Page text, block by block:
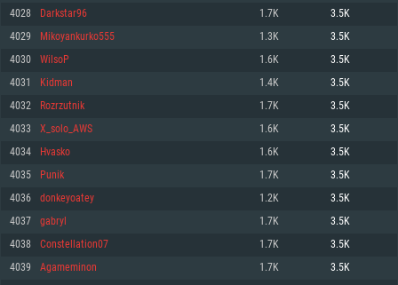
운영체제: Windows 10 (64 bit)
프로세서: 2.2 GHz 듀얼코어 이상
메모리: 4GB
그래픽 카드: DirectX 11 이상을 지원하는 AMD Radeon 77XX / NVIDIA
GeForce GT 660. 최소 사양 해상도: 720p
네트워크: 브로드밴드 인터넷
여유 저장 공간: 22.1 GB (최소 클라이언트)
권장 사양
운영체제: Mac OS Big Sur 11.0
프로세서: 최소 2.2 GHz의 Core i5 (Intel Xeon 은 지원하지 않습니다)
메모리: 6 GB
그래픽 카드: Metal 을 지원하는 Intel Iris Pro 5200 (Mac), 혹은 이와 비슷한 성
능을 가지는 Mac 버전의 AMD/Nvidia. 최소 해상도: 720p
네트워크: 브로드밴드 인터넷
여유 저장 공간: 22.1 GB (최소 클라이언트)
권장 사양
운영체제: 64bit Linux 중 최신 버전
프로세서: 2.4 GHz 듀얼코어
메모리: 4 GB
그래픽 카드: Vulkan 을 지원하고, 최신 그래픽 드라이버를 지원하는 NVIDIA
660 (6개월 미만) 혹은 그와 동급의 성능을 가지며 최신 그래픽 드라이버를 지
원하는 AMD (6개월 미만; 최소사양 지원 해상도 720p)
네트워크: 브로드밴드 인터넷
여유 저장 공간: 22.1 GB (최소 클라이언트)
권장 사양
운영체제: Ubuntu 20.04 64bit
프로세서: Intel Core i7
메모리: 16 GB
4028 Darkstar96 1.7K 3.5K
4029 Mikoyankurko555 1.3K 3.5K
4030 WilsoP 1.6K 3.5K
4031 Kidman 1.4K 3.5K
4032 Rozrzutnik 1.7K 3.5K
4033 X_solo_AWS 1.6K 3.5K
4034 Hvasko 1.6K 3.5K
4035 Punik 1.7K 3.5K
4036 donkeyoatey 1.2K 3.5K
4037 gabryl 1.7K 3.5K
4038 Constellation07 1.7K 3.5K
4039 Agameminon 1.7K 3.5K